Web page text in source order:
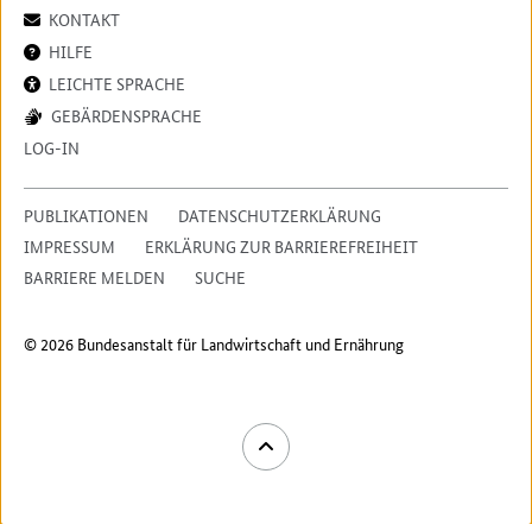
KONTAKT
HILFE
LEICHTE SPRACHE
GEBÄRDENSPRACHE
LOG-IN
PUBLIKATIONEN
DATENSCHUTZERKLÄRUNG
IMPRESSUM
ERKLÄRUNG ZUR BARRIEREFREIHEIT
BARRIERE MELDEN
SUCHE
© 2026 Bundesanstalt für Landwirtschaft und Ernährung